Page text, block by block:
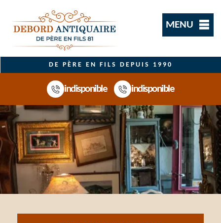
MENU
DE PÈRE EN FILS DEPUIS 1990
indisponible indisponible